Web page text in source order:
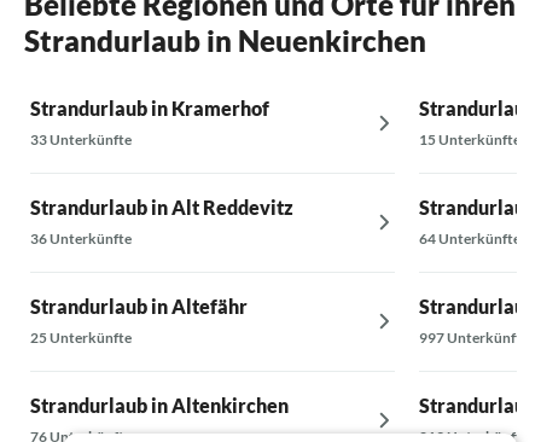
Strandurlaub in Neuenkirchen
Strandurlaub in Kramerhof
33 Unterkünfte
Strandurlaub in Alt Reddevitz
36 Unterkünfte
Strandurlaub in Altefähr
25 Unterkünfte
Strandurlaub in Altenkirchen
76 Unterkünfte
Strandurlaub
15 Unterkünfte
Strandurlaub
64 Unterkünfte
Strandurlaub
997 Unterkünfte
Strandurlaub
219 Unterkünfte